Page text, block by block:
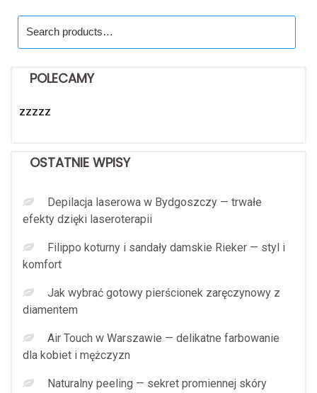
for:
POLECAMY
zzzzz
OSTATNIE WPISY
Depilacja laserowa w Bydgoszczy — trwałe
efekty dzięki laseroterapii
Filippo koturny i sandały damskie Rieker — styl i
komfort
Jak wybrać gotowy pierścionek zaręczynowy z
diamentem
Air Touch w Warszawie — delikatne farbowanie
dla kobiet i mężczyzn
Naturalny peeling — sekret promiennej skóry